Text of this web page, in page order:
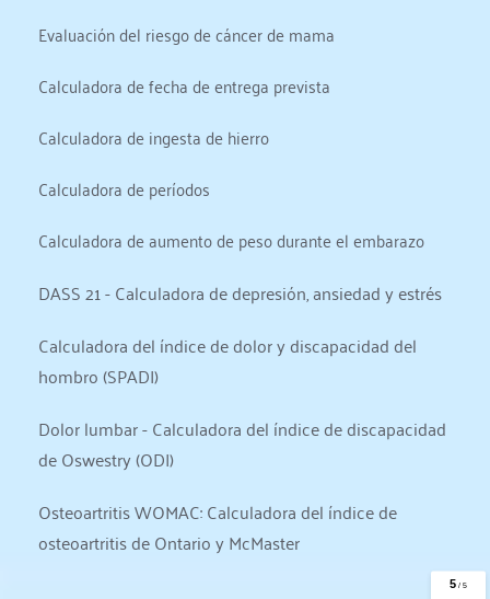
Evaluación del riesgo de cáncer de mama
Calculadora de fecha de entrega prevista
Calculadora de ingesta de hierro
Calculadora de períodos
Calculadora de aumento de peso durante el embarazo
DASS 21 - Calculadora de depresión, ansiedad y estrés
Calculadora del índice de dolor y discapacidad del
hombro (SPADI)
Dolor lumbar - Calculadora del índice de discapacidad
de Oswestry (ODI)
Osteoartritis WOMAC: Calculadora del índice de
osteoartritis de Ontario y McMaster